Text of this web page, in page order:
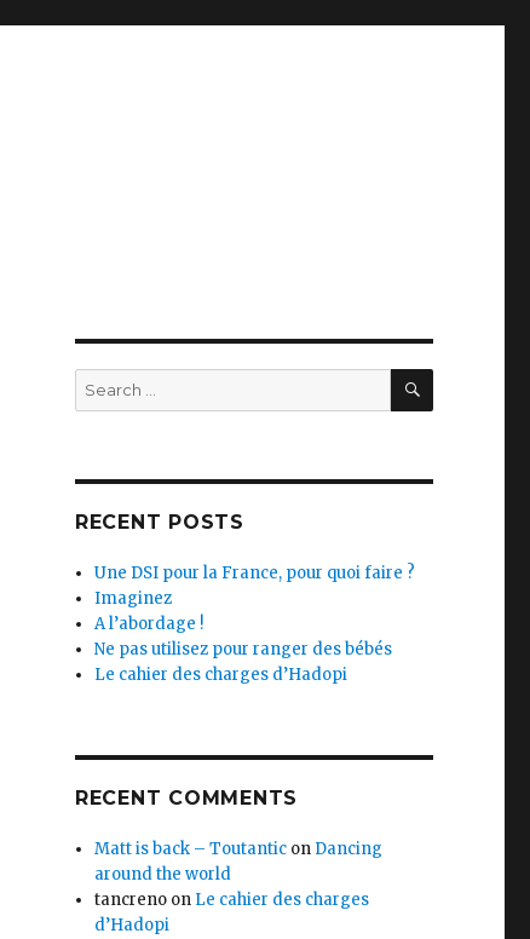
Search
for:
SEARCH
RECENT POSTS
Une DSI pour la France, pour quoi faire ?
Imaginez
A l’abordage !
Ne pas utilisez pour ranger des bébés
Le cahier des charges d’Hadopi
RECENT COMMENTS
Matt is back – Toutantic on Dancing
around the world
tancreno on Le cahier des charges
d’Hadopi